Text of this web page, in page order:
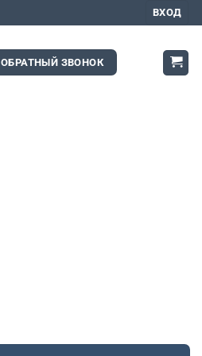
ВХОД
ОБРАТНЫЙ ЗВОНОК